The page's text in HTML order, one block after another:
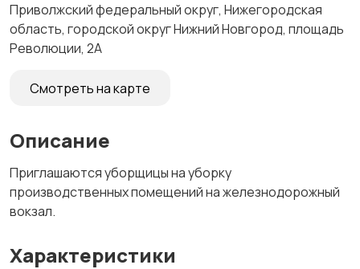
Приволжский федеральный округ, Нижегородская
область, городской округ Нижний Новгород, площадь
Революции, 2А
Смотреть на карте
Описание
Приглашаются уборщицы на уборку
производственных помещений на железнодорожный
вокзал.
Характеристики